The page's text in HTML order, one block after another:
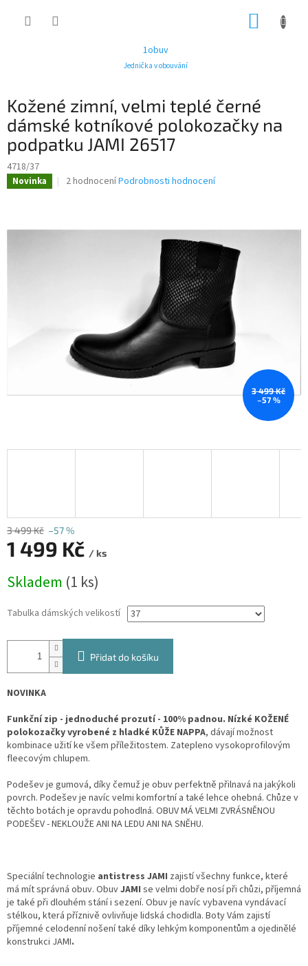
1obuv
Jednička v obouvání
Kožené zimní, velmi teplé černé
dámské kotníkové polokozačky na
podpatku JAMI 26517
4718/37
Novinka
Průměrné
5,0
2 hodnoceníPodrobnosti hodnocení
3 499 Kč
–57 %
3 499 Kč –57 %
1 499 Kč / ks
cena:
Skladem (1 ks)
Tabulka dámských velikostí
Přidat do košíku
NOVINKA
Funkční zip - jednoduché prozutí - 100% padnou. Nízké KOŽENÉ
polokozačky vyrobené z hladké KŮŽE NAPPA, dávají možnost
kombinace užití ke všem příležitostem. Zatepleno vysokoprofilovým
fleecovým chlupem.
Podešev je gumová, díky čemuž je obuv perfektně přilnavá na jakýkoli
povrch. Podešev je navíc velmi komfortní a také lehce ohebná. Chůze v
těchto botách je opravdu pohodlná. OBUV MÁ VELMI ZVRÁSNĚNOU
PODEŠEV - NEKLOUŽE ANI NA LEDU ANI NA SNĚHU.
Speciální technologie antistress JAMI zajistí všechny funkce, které
má mít správná obuv. ObuvJAMI se velmi dobře nosí při chůzi, příjemná
je také při dlouhém stání i sezení. Obuv je navíc vybavena vyndávací
stélkou, která příznivě ovlivňuje lidská chodidla. Boty Vám zajistí
příjemné celodenní nošení také díky lehkým komponentům a ojedinělé
konstrukci JAMI.